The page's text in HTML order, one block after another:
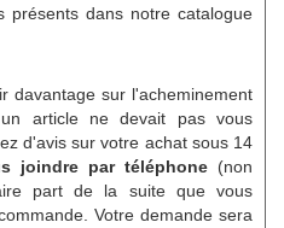
présents dans notre catalogue
davantage sur l'acheminement
article ne devait pas vous
d'avis sur votre achat sous 14
joindre par téléphone (non
part de la suite que vous
Votre demande sera